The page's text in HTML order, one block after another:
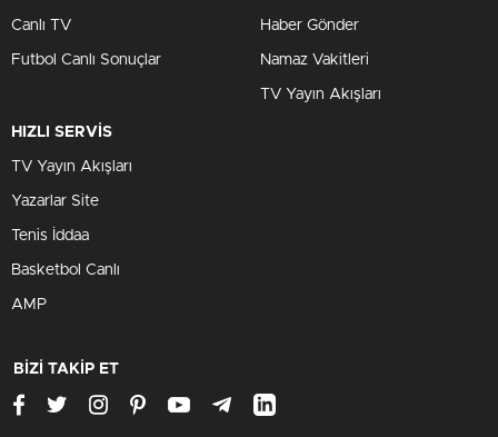
Canlı TV
Futbol Canlı Sonuçlar
Haber Gönder
Namaz Vakitleri
TV Yayın Akışları
HIZLI SERVİS
TV Yayın Akışları
Yazarlar Site
Tenis İddaa
Basketbol Canlı
AMP
BİZİ TAKİP ET